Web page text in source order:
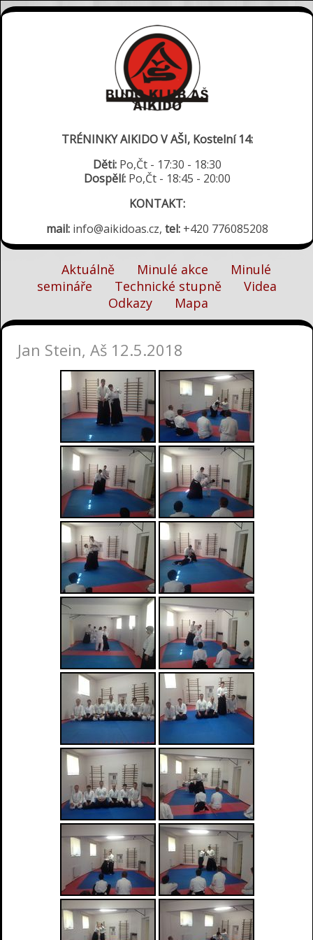
TRÉNINKY AIKIDO V AŠI, Kostelní 14:
Děti: Po,Čt - 17:30 - 18:30
Dospělí: Po,Čt - 18:45 - 20:00
KONTAKT:
mail: info@aikidoas.cz, tel: +420 776085208
Aktuálně Minulé akce
Minulé
semináře
Technické stupně
Videa
Odkazy
Mapa
Jan Stein, Aš 12.5.2018